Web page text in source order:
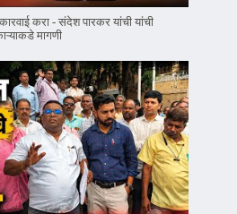
करा - संदेश पारकर यांची यांची
मागणी